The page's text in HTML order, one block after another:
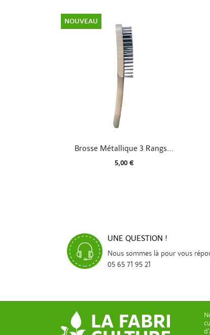
Aperçu rapide
Brosse Métallique 3 Rangs...
5,00 €
NOUVEAU
UNE QUESTION !
Nous sommes là pour vous
05 65 71 95 21